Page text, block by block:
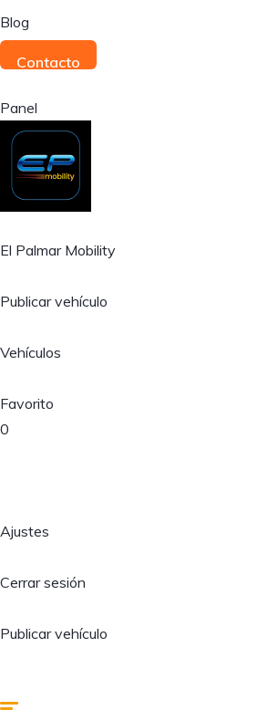
Blog
Contacto
Panel
El Palmar Mobility
Publicar vehículo
Vehículos
Favorito
0
Ajustes
Cerrar sesión
Publicar vehículo